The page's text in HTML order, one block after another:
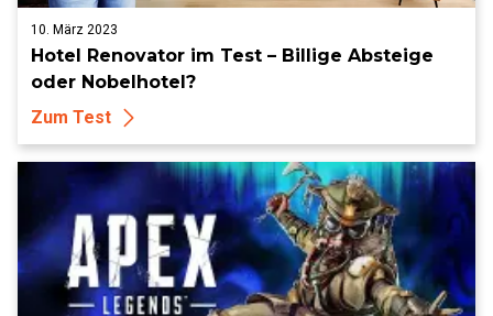
10. März 2023
Hotel Renovator im Test – Billige Absteige
oder Nobelhotel?
Zum Test